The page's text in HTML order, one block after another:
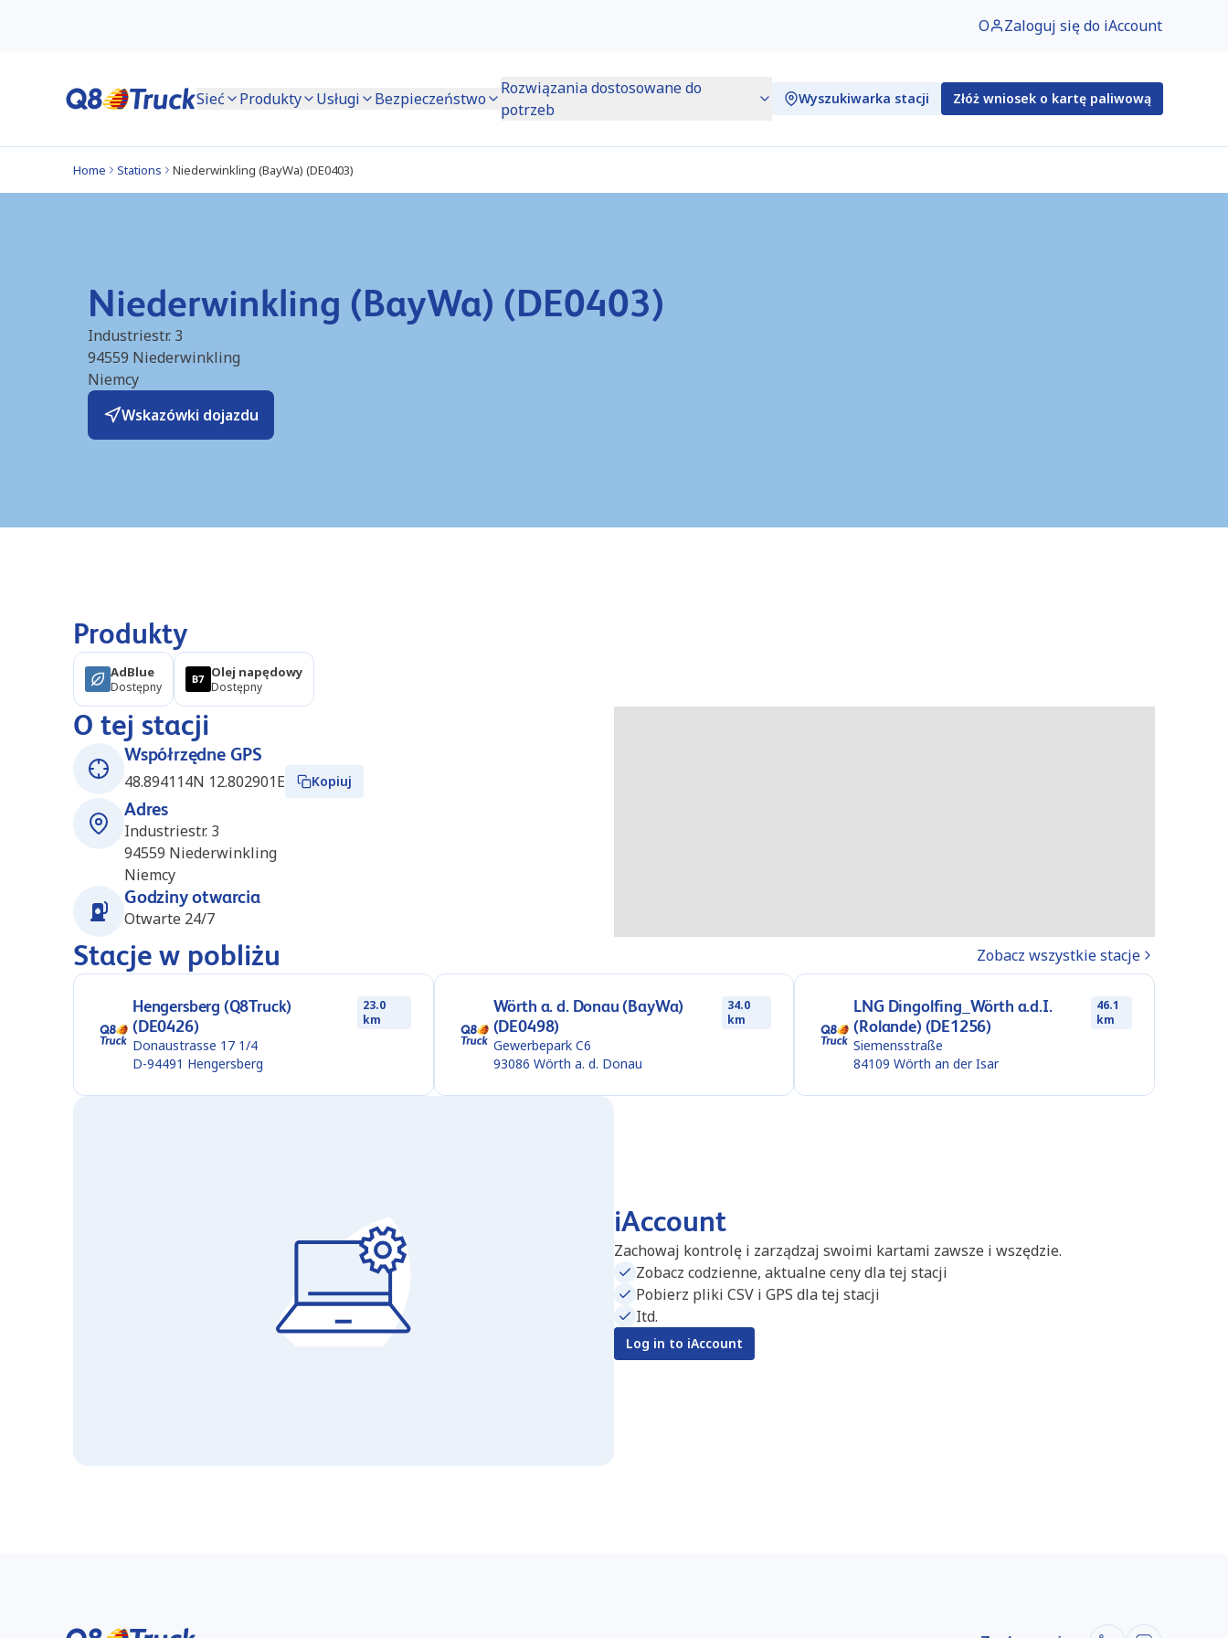
O Zaloguj się do iAccount
Sieć Produkty Usługi Bezpieczeństwo
Rozwiązania dostosowane do
potrzeb
Wyszukiwarka stacji Złóż wniosek o kartę paliwową
Home Stations Niederwinkling (BayWa) (DE0403)
Niederwinkling (BayWa) (DE0403)
Industriestr. 3
94559 Niederwinkling
Niemcy
Wskazówki dojazdu
Produkty
AdBlue
Dostępny
Olej napędowy
Dostępny
O tej stacji
Współrzędne GPS
48.894114N 12.802901E
Kopiuj
Adres
Industriestr. 3
94559 Niederwinkling
Niemcy
Godziny otwarcia
Otwarte 24/7
Stacje w pobliżu Zobacz wszystkie stacje
Hengersberg (Q8Truck)
(DE0426)
23.0
km
Donaustrasse 17 1/4
D-94491 Hengersberg
Wörth a. d. Donau (BayWa)
(DE0498)
34.0
km
Gewerbepark C6
93086 Wörth a. d. Donau
LNG Dingolfing_Wörth a.d.I.
(Rolande) (DE1256)
46.1
km
Siemensstraße
84109 Wörth an der Isar
iAccount
Zachowaj kontrolę i zarządzaj swoimi kartami zawsze i wszędzie.
Zobacz codzienne, aktualne ceny dla tej stacji
Pobierz pliki CSV i GPS dla tej stacji
Itd.
Log in to iAccount